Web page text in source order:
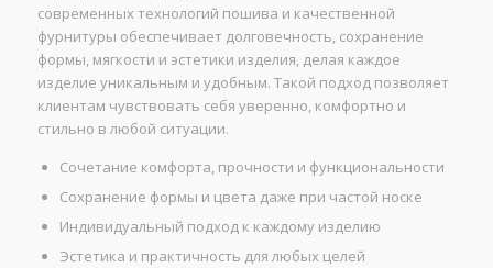
современных технологий пошива и качественной
фурнитуры обеспечивает долговечность, сохранение
формы, мягкости и эстетики изделия, делая каждое
изделие уникальным и удобным. Такой подход позволяет
клиентам чувствовать себя уверенно, комфортно и
стильно в любой ситуации.
Сочетание комфорта, прочности и функциональности
Сохранение формы и цвета даже при частой носке
Индивидуальный подход к каждому изделию
Эстетика и практичность для любых целей